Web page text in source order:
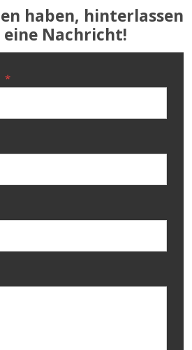
haben, hinterlassen
eine Nachricht!
*